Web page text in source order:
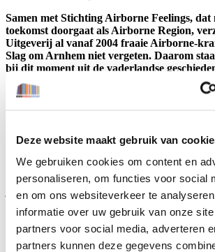
Deze website maakt gebruik van
We gebruiken cookies om content en
personaliseren, om functies voor social
en om ons websiteverkeer te
informatie over uw gebruik van onze
partners voor social media, adverteren
partners kunnen deze gegevens
Samen met Stichting Airborne Feelings,
toekomst doorgaat als Airborne Region,
Uitgeverij al vanaf 2004 fraaie Airborne-
Slag om Arnhem niet vergeten. Daarom
bij dit moment uit de vaderlandse
“Het is een prachtige combinatie voor ons. Wij
verspreiden bij onder meer VVV-kantoren,
“We willen de Slag om Arnhem levend
jongeren interesse hebben in het onderwerp en
is gebeurd”, aldus Tirion. MDH zorgt er in
partner Airborne Feelings/Airborne Region
belangrijke informatie bevat, zowel rond
andere activiteiten en wetenswaardigheden.